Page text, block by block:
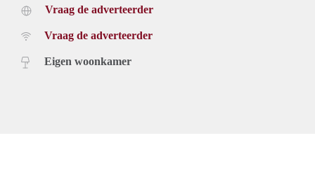
Vraag de adverteerder
Vraag de adverteerder
Eigen woonkamer